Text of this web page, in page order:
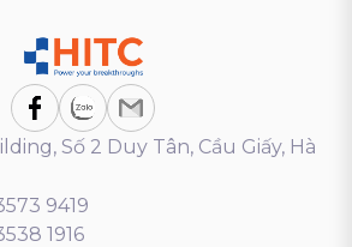
Số 2 Duy Tân, Cầu Giấy, Hà
9419
1916